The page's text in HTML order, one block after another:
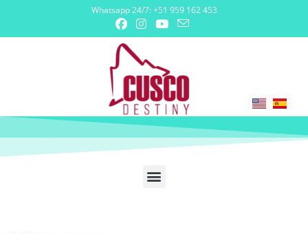
Whatsapp 24/7: +51 959 162 453